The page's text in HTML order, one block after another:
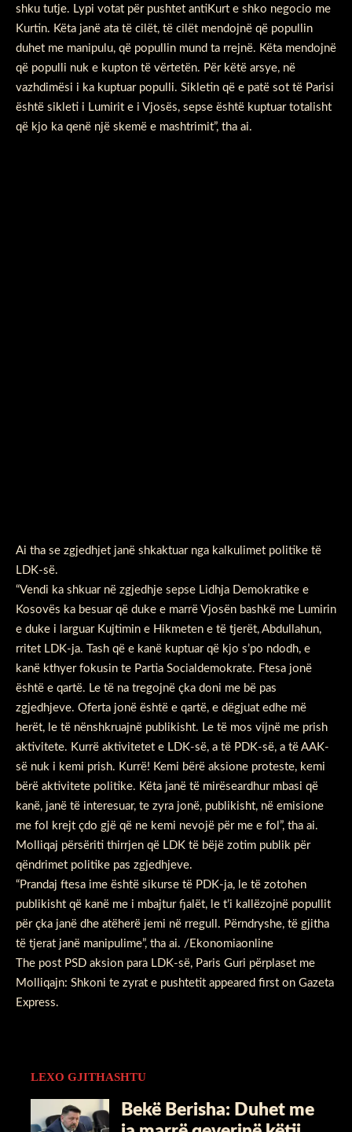
shku tutje. Lypi votat për pushtet antiKurt e shko negocio me
Kurtin. Këta janë ata të cilët, të cilët mendojnë që popullin
duhet me manipulu, që popullin mund ta rrejnë. Këta mendojnë
që populli nuk e kupton të vërtetën. Për këtë arsye, në
vazhdimësi i ka kuptuar populli. Sikletin që e patë sot të Parisi
është sikleti i Lumirit e i Vjosës, sepse është kuptuar totalisht
që kjo ka qenë një skemë e mashtrimit”, tha ai.
Ai tha se zgjedhjet janë shkaktuar nga kalkulimet politike të
LDK-së.
“Vendi ka shkuar në zgjedhje sepse Lidhja Demokratike e
Kosovës ka besuar që duke e marrë Vjosën bashkë me Lumirin
e duke i larguar Kujtimin e Hikmeten e të tjerët, Abdullahun,
rritet LDK-ja. Tash që e kanë kuptuar që kjo s’po ndodh, e
kanë kthyer fokusin te Partia Socialdemokrate. Ftesa jonë
është e qartë. Le të na tregojnë çka doni me bë pas
zgjedhjeve. Oferta jonë është e qartë, e dëgjuat edhe më
herët, le të nënshkruajnë publikisht. Le të mos vijnë me prish
aktivitete. Kurrë aktivitetet e LDK-së, a të PDK-së, a të AAK-
së nuk i kemi prish. Kurrë! Kemi bërë aksione proteste, kemi
bërë aktivitete politike. Këta janë të mirëseardhur mbasi që
kanë, janë të interesuar, te zyra jonë, publikisht, në emisione
me fol krejt çdo gjë që ne kemi nevojë për me e fol”, tha ai.
Molliqaj përsëriti thirrjen që LDK të bëjë zotim publik për
qëndrimet politike pas zgjedhjeve.
“Prandaj ftesa ime është sikurse të PDK-ja, le të zotohen
publikisht që kanë me i mbajtur fjalët, le t’i kallëzojnë popullit
për çka janë dhe atëherë jemi në rregull. Përndryshe, të gjitha
të tjerat janë manipulime”, tha ai. /Ekonomiaonline
The post PSD aksion para LDK-së, Paris Guri përplaset me
Molliqajn: Shkoni te zyrat e pushtetit appeared first on Gazeta
Express.
LEXO GJITHASHTU
Bekë Berisha: Duhet me